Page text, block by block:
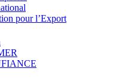
pour l’Export